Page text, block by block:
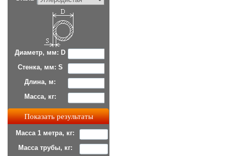
Диаметр, мм: D
Стенка, мм: S
Длина, м:
Масса, кг:
Масса 1 метра, кг:
Масса трубы, кг: